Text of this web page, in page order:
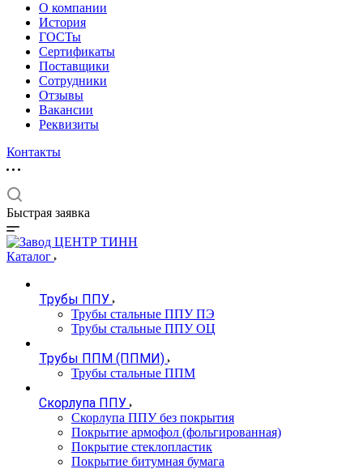
О компании
История
ГОСТы
Сертификаты
Поставщики
Сотрудники
Отзывы
Вакансии
Реквизиты
Контакты
Быстрая заявка
Каталог
Трубы ППУ
Трубы стальные ППУ ПЭ
Трубы стальные ППУ ОЦ
Трубы ППМ (ППМИ)
Трубы стальные ППМ
Скорлупа ППУ
Скорлупа ППУ без покрытия
Покрытие армофол (фольгированная)
Покрытие стеклопластик
Покрытие битумная бумага